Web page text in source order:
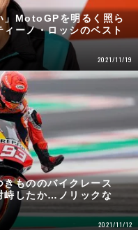
」MotoGPを明るく照ら
ーノ・ロッシのベスト
2021/11/19
きもののバイクレース
峙したか…ノリックな
2021/11/12